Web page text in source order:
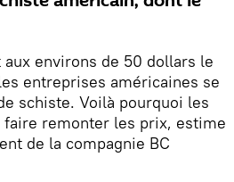
environs de 50 dollars le
entreprises américaines se
schiste. Voilà pourquoi les
faire remonter les prix, estime
de la compagnie BC